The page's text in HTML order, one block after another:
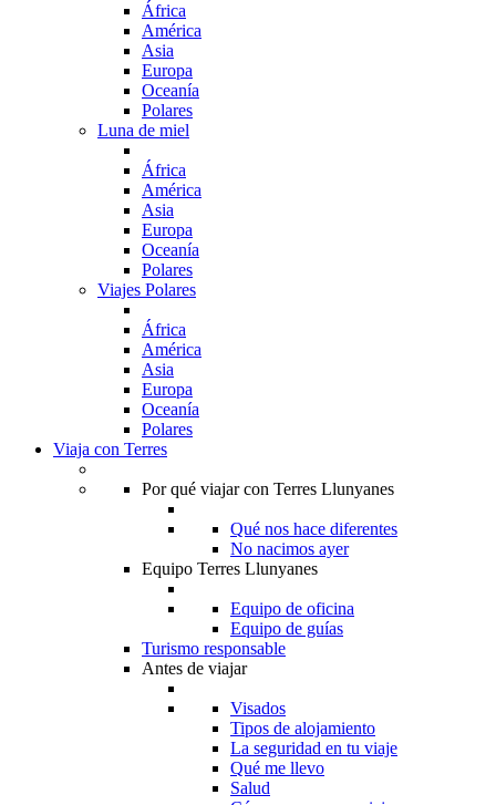
África
América
Asia
Europa
Oceanía
Polares
Luna de miel
África
América
Asia
Europa
Oceanía
Polares
Viajes Polares
África
América
Asia
Europa
Oceanía
Polares
Viaja con Terres
Por qué viajar con Terres Llunyanes
Qué nos hace diferentes
No nacimos ayer
Equipo Terres Llunyanes
Equipo de oficina
Equipo de guías
Turismo responsable
Antes de viajar
Visados
Tipos de alojamiento
La seguridad en tu viaje
Qué me llevo
Salud